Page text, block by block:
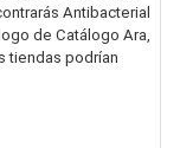
Antibacterial
de Catálogo Ara,
tiendas podrían